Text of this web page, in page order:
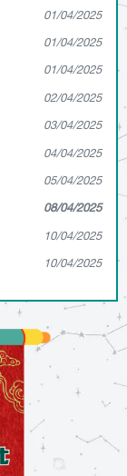
01/04/2025
01/04/2025
01/04/2025
02/04/2025
03/04/2025
04/04/2025
05/04/2025
08/04/2025
10/04/2025
10/04/2025